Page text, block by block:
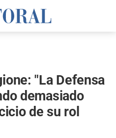
"La Defensa
demasiado
de su rol